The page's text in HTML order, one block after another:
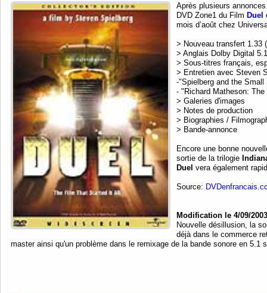
Après plusieurs
DVD Zone1 du Film Duel
mois d’août chez
> Nouveau transfert 1.33
> Anglais Dolby Digital
> Sous-titres français,
> Entretien avec Steven
-"Spielberg and the
- "Richard Matheson:
> Galeries d'images
> Notes de production
> Biographies /
> Bande-annonce
Encore une bonne
sortie de la trilogie
Duel vera également
Source:
Modification le 4/09/
Nouvelle désillusion, la
déjà dans le commerce
master ainsi qu'un problème dans le remixage de la bande sonore en 5.1